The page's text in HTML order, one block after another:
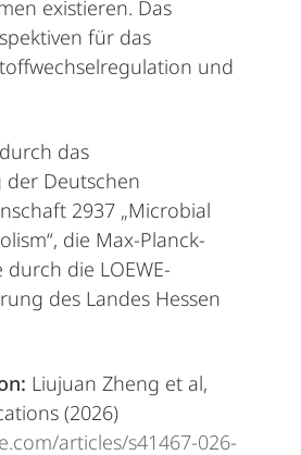
existieren. Das
für das
und
das
Deutschen
2937 „Microbial
die Max-Planck-
die LOEWE-
des Landes Hessen
Liujuan Zheng et al,
(2026)
articles/s41467-026-